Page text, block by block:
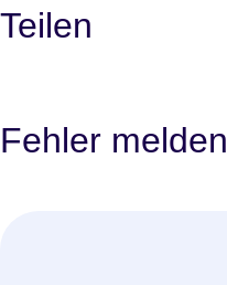
Teilen
Fehler melden